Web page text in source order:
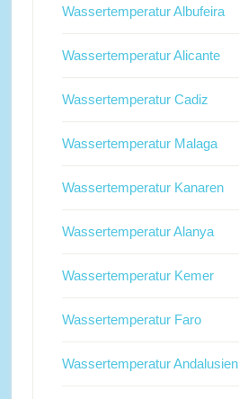
Wassertemperatur Albufeira
Wassertemperatur Alicante
Wassertemperatur Cadiz
Wassertemperatur Malaga
Wassertemperatur Kanaren
Wassertemperatur Alanya
Wassertemperatur Kemer
Wassertemperatur Faro
Wassertemperatur Andalusien